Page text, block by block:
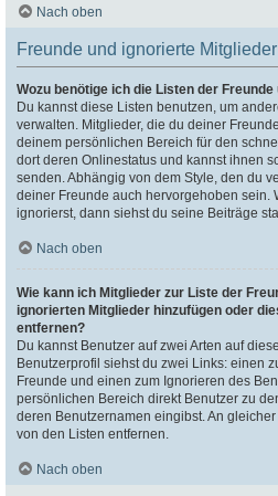
Nach oben
Freunde und ignorierte Mitglieder
Wozu benötige ich die Listen der
Du kannst diese Listen benutzen, um
verwalten. Mitglieder, die du deiner
deinem persönlichen Bereich für den
dort deren Onlinestatus und kannst ihnen
senden. Abhängig von dem Style, den du
deiner Freunde auch hervorgehoben sein.
ignorierst, dann siehst du seine Beiträge
Nach oben
Wie kann ich Mitglieder zur Liste der
ignorierten Mitglieder hinzufügen oder
entfernen?
Du kannst Benutzer auf zwei Arten auf
Benutzerprofil siehst du zwei Links: einen
Freunde und einen zum Ignorieren des
persönlichen Bereich direkt Benutzer zu
deren Benutzernamen eingibst. An
von den Listen entfernen.
Nach oben